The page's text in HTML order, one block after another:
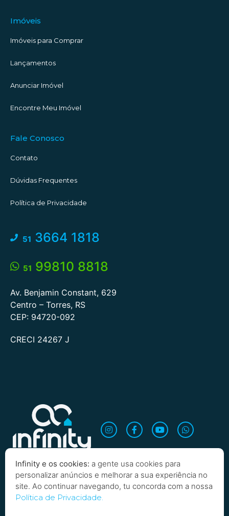
Quero saber mais!
Imóveis
Imóveis para Comprar
Lançamentos
Anunciar Imóvel
Encontre Meu Imóvel
Fale Conosco
Contato
Dúvidas Frequentes
Política de Privacidade
51 3664 1818
51 99810 8818
Av. Benjamin Constant, 629
Centro – Torres, RS
CEP: 94720-092
CRECI 24267 J
Infinity e os cookies: a gente usa cookies para
personalizar anúncios e melhorar a sua experiência no
site. Ao continuar navegando, tu concorda com a nossa
Política de Privacidade.